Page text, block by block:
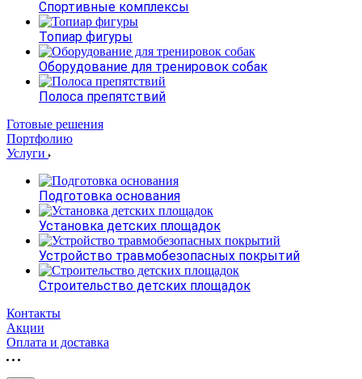
Спортивные комплексы
Топиар фигуры
Оборудование для тренировок собак
Полоса препятствий
Готовые решения
Портфолию
Услуги
Подготовка основания
Установка детских площадок
Устройство травмобезопасных покрытий
Строительство детских площадок
Контакты
Акции
Оплата и доставка